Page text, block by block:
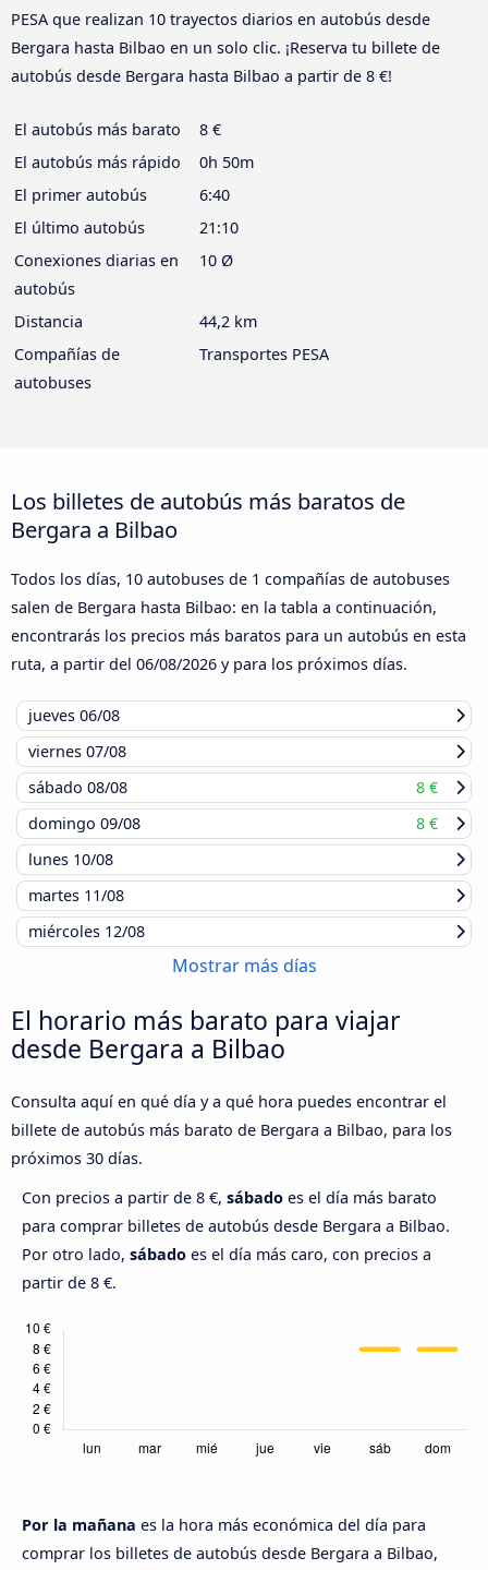
PESA que realizan 10 trayectos diarios en autobús desde
Bergara hasta Bilbao en un solo clic. ¡Reserva tu billete de
autobús desde Bergara hasta Bilbao a partir de 8 €!
El autobús más barato
8 €
El autobús más rápido
0h 50m
El primer autobús
6:40
El último autobús
21:10
Conexiones diarias en
autobús
10 Ø
Distancia
44,2 km
Compañías de
autobuses
Transportes PESA
Los billetes de autobús más baratos de
Bergara a Bilbao
Todos los días, 10 autobuses de 1 compañías de autobuses
salen de Bergara hasta Bilbao: en la tabla a continuación,
encontrarás los precios más baratos para un autobús en esta
ruta, a partir del 06/08/2026 y para los próximos días.
jueves 06/08
viernes 07/08
sábado 08/08
8 €
domingo 09/08
8 €
lunes 10/08
martes 11/08
miércoles 12/08
Mostrar más días
El horario más barato para viajar
desde Bergara a Bilbao
Consulta aquí en qué día y a qué hora puedes encontrar el
billete de autobús más barato de Bergara a Bilbao, para los
próximos 30 días.
Con precios a partir de 8 €, sábado es el día más barato
para comprar billetes de autobús desde Bergara a Bilbao.
Por otro lado, sábado es el día más caro, con precios a
partir de 8 €.
Por la mañana es la hora más económica del día para
comprar los billetes de autobús desde Bergara a Bilbao,